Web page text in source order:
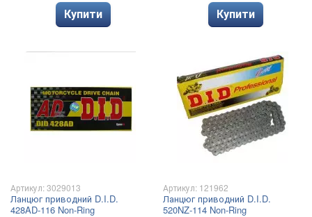
Купити Купити
Артикул: 3029013
Ланцюг приводний D.I.D.
428AD-116 Non-Ring
Артикул: 121962
Ланцюг приводний D.I.D.
520NZ-114 Non-Ring